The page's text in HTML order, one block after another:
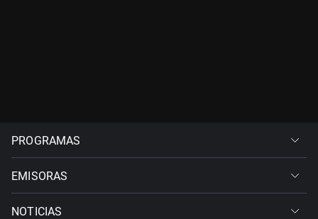
PROGRAMAS
EMISORAS
NOTICIAS